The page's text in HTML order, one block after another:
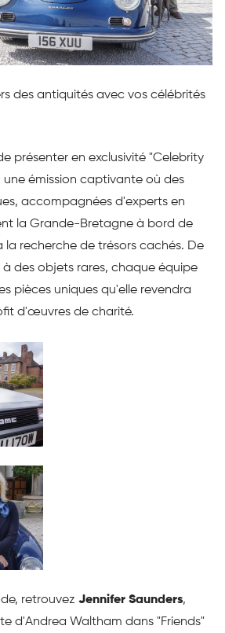
des antiquités avec vos célébrités
présenter en exclusivité "Celebrity
une émission captivante où des
accompagnées d'experts en
la Grande-Bretagne à bord de
la recherche de trésors cachés. De
à des objets rares, chaque équipe
pièces uniques qu'elle revendra
d'œuvres de charité.
retrouvez Jennifer Saunders,
d'Andrea Waltham dans "Friends"